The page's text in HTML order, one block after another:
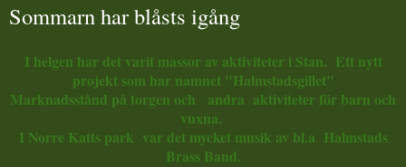
Sommarn har blåsts igång
I helgen har det varit massor av aktiviteter i Stan. Ett nytt
projekt som har namnet "Halmstadsgillet"
Marknadsstånd på torgen och andra aktiviteter för barn och
vuxna.
I Norre Katts park var det mycket musik av bl.a Halmstads
Brass Band.